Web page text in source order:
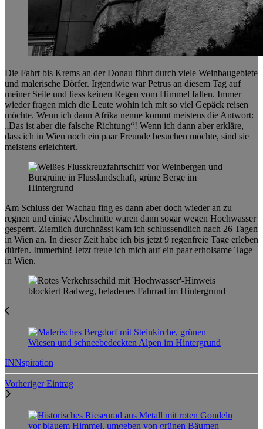
Die Fahrt bis Krems an der Donau führt durch viele Weinbaugebiete
und malerische Dörfer. Irgendwie war Petrus an diesem Tag auf
meiner Seite und liess keinen Regen vom Himmel fallen. Immer
wieder fragen mich die Leute wohin ich mit so viel Gepäck reisen
möchte. Wenn ich dann Afrika nenne kommt meistens die Antwort:
„Das ist aber die falsche Richtung“! Wenn ich dann aber erkläre,
dass ich in Wien noch ein paar Freunde besuchen möchte, sind sie
meistens erleichtert.
Am Schluss der Wachau fing es dann aber doch wieder an zu
regnen und einige Abschnitte waren dann sogar wegen Hochwasser
gesperrt. Ziemlich durchnässt kam ich schlussendlich nach 26 Tagen
in Wien an. In dieser Zeit habe ich bis jetzt 9 regenfreie Tage erleben
dürfen. Immerhin! Jetzt freue ich mich auf ein paar erholsame Tage
in Wien.
INNspiration
Vorheriger Eintrag